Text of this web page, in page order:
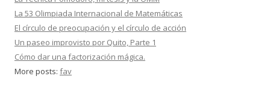
La 53 Olimpiada Internacional de Matemáticas
El círculo de preocupación y el círculo de acción
Un paseo improvisto por Quito, Parte 1
Cómo dar una factorización mágica.
More posts: fav